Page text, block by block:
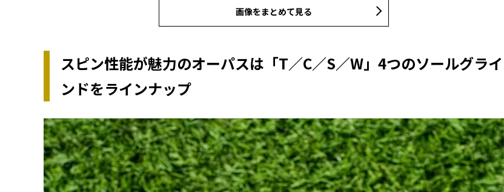
画像をまとめて見る
スピン性能が魅力のオーパスは「T／C／S／W」4つのソールグライ
ンドをラインナップ